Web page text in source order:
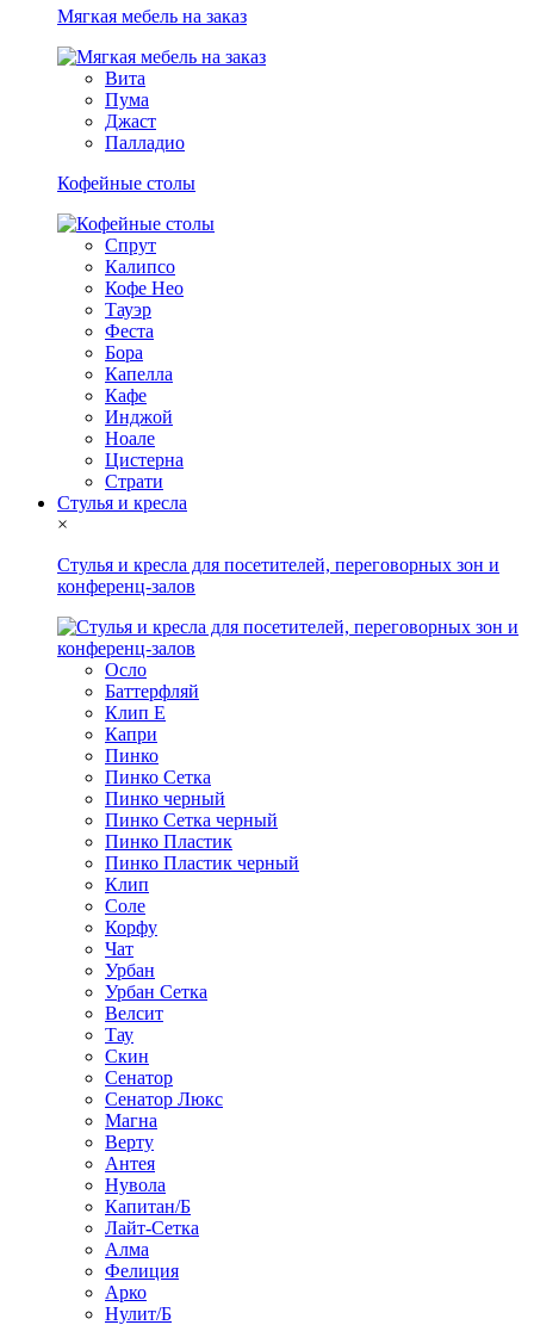
Мягкая мебель на заказ
Вита
Пума
Джаст
Палладио
Кофейные столы
Спрут
Калипсо
Кофе Нео
Тауэр
Феста
Бора
Капелла
Кафе
Инджой
Ноале
Цистерна
Страти
Стулья и кресла
×
Стулья и кресла для посетителей, переговорных зон и
конференц-залов
Осло
Баттерфляй
Клип Е
Капри
Пинко
Пинко Сетка
Пинко черный
Пинко Сетка черный
Пинко Пластик
Пинко Пластик черный
Клип
Соле
Корфу
Чат
Урбан
Урбан Сетка
Велсит
Тау
Скин
Сенатор
Сенатор Люкс
Магна
Верту
Антея
Нувола
Капитан/Б
Лайт-Сетка
Алма
Фелиция
Арко
Нулит/Б